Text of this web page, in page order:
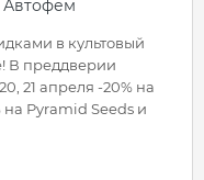
Автофем
в культовый
В преддверии
21 апреля -20% на
на Pyramid Seeds и